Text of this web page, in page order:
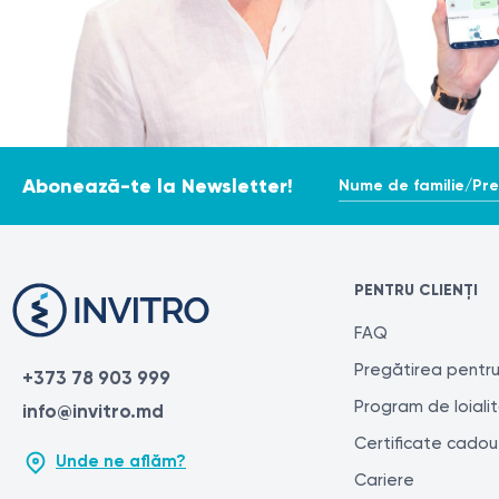
Suspiciunea de boli degenerative ale coloanei
Evaluarea stării coloanei vertebrale după intervenții
Monitorizarea progresiei bolilor sau eficacității
Pregătirea pentru procedura de prelevare a
Înainte de procedură, trebuie să goliți vezica
Dacă aveți dispozitive medicale sau implanturi în
Procedura de prelevare a analizelor
Procedura de radiografie a coloanei lombare se
Pacientul se așază pe masa de raze X în poziția
Radiologul utilizează markere speciale și
Pacientului i se poate cere să-și țină respirația
Abonează-te la Newsletter! Nume de familie/
+373 78 903 999
info@invitro.md
Unde ne aflăm?
PENTRU CLIENȚI
FAQ
Pregătirea
Program de
Certificate cadou
Cariere